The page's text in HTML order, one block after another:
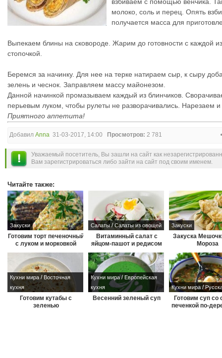
молоко, соль и перец. Опять
получается масса для
Выпекаем блины на сковороде. Жарим до готовности с каждой
стопочкой.
Беремся за начинку. Для нее на терке натираем сыр, к сыру
зелень и чеснок. Заправляем массу майонезом.
Данной начинкой промазываем каждый из блинчиков.
перьевым луком, чтобы рулеты не разворачивались. Нарезаем
Приятного аппетита!
Добавил Anna 31-03-2017, 14:00 Просмотров: 2 781
Уважаемый посетитель, Вы зашли на сайт как
Вам зарегистрироваться либо зайти на сайт под своим именем.
Читайте также:
Готовим торт печеночный
с луком и морковкой
Закуски
Витаминный салат с
яйцом-пашот и редисом
Салаты/Салаты из овощей
Закуска
Мороза
Закуски
Готовим кутабы с
зеленью
Кухни мира/Восточная
кухня
Весенний зеленый суп
Кухни мира/ Европейская
кухня
Готовим суп со
печенкой по-
Кухни мира/